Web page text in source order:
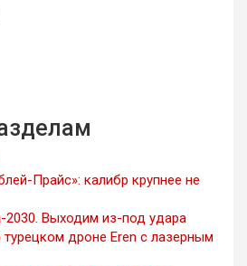
Прайс»: калибр крупнее не
2030. Выходим из-под удара
турецком дроне Eren с лазерным